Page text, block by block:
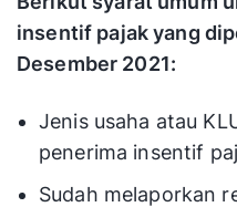
insentif pajak yang
Desember 2021:
Jenis usaha atau
penerima insentif
Sudah melaporkan